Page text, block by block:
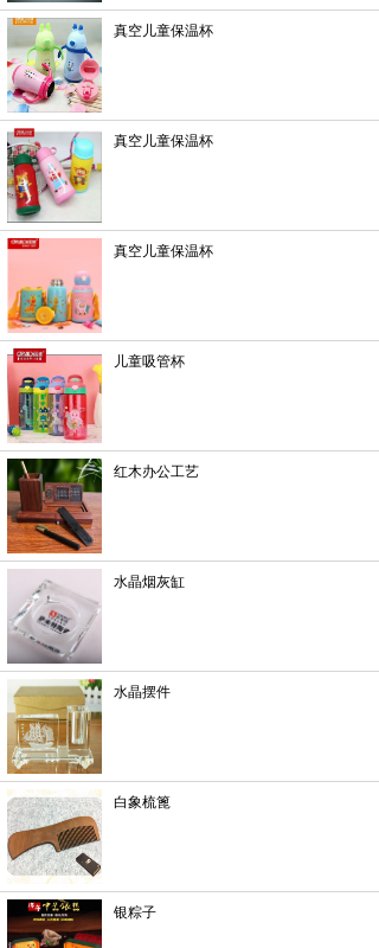
真空儿童保温杯
真空儿童保温杯
真空儿童保温杯
儿童吸管杯
红木办公工艺
水晶烟灰缸
水晶摆件
白象梳篦
银粽子